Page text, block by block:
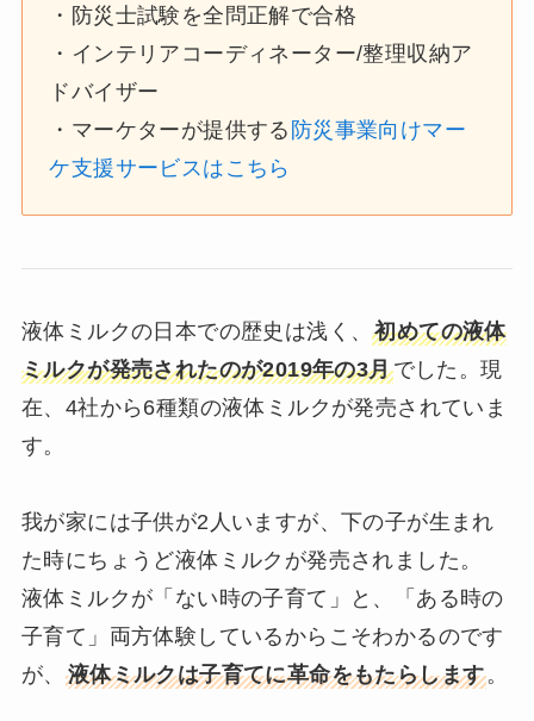
・防災士試験を全問正解で合格
・インテリアコーディネーター/整理収納ア
ドバイザー
・マーケターが提供する 防災事業向けマー
ケ支援サービスはこちら
液体ミルクの日本での歴史は浅く、初めての液体
ミルクが発売されたのが2019年の3月でした。現
在、4社から6種類の液体ミルクが発売されていま
す。
我が家には子供が2人いますが、下の子が生まれ
た時にちょうど液体ミルクが発売されました。
液体ミルクが「ない時の子育て」と、「ある時の
子育て」両方体験しているからこそわかるのです
が、 液体ミルクは子育てに革命をもたらします。